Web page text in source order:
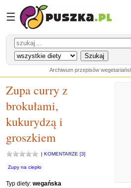
☰
Archiwum przepisów
Zupa curry z
brokułami,
kukurydzą i
groszkiem
| KOMENTARZE [3]
Zupy na ciepło
Typ diety: wegańska